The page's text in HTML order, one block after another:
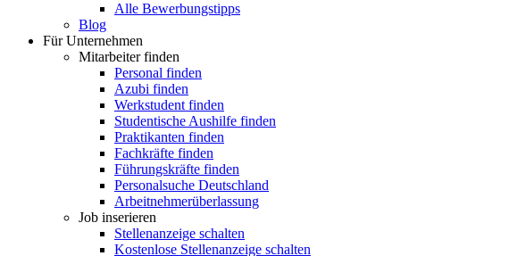
Alle Bewerbungstipps
Blog
Für Unternehmen
Mitarbeiter finden
Personal finden
Azubi finden
Werkstudent finden
Studentische Aushilfe finden
Praktikanten finden
Fachkräfte finden
Führungskräfte finden
Personalsuche Deutschland
Arbeitnehmerüberlassung
Job inserieren
Stellenanzeige schalten
Kostenlose Stellenanzeige schalten